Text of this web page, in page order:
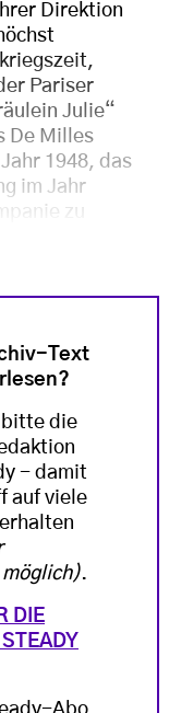
Direktion
Pariser
Julie“
De Milles
1948, das
im Jahr
zu
Text
bitte die
- damit
auf viele
.
DIE